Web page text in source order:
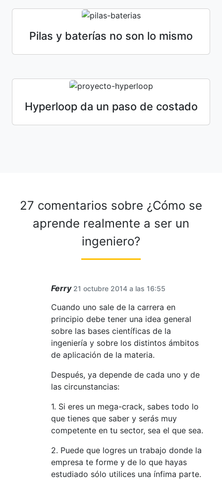
Pilas y baterías no son lo mismo
Hyperloop da un paso de costado
27 comentarios sobre ¿Cómo se
aprende realmente a ser un
ingeniero?
Ferry 21 octubre 2014 a las 16:55
Cuando uno sale de la carrera en
principio debe tener una idea general
sobre las bases científicas de la
ingeniería y sobre los distintos ámbitos
de aplicación de la materia.
Después, ya depende de cada uno y de
las circunstancias:
1. Si eres un mega-crack, sabes todo lo
que tienes que saber y serás muy
competente en tu sector, sea el que sea.
2. Puede que logres un trabajo donde la
empresa te forme y de lo que hayas
estudiado sólo utilices una ínfima parte.